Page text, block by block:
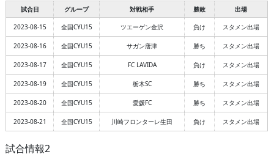
試合日 グループ 対戦相手 勝敗 出場
2023-08-15 全国CYU15 ツエーゲン金沢 負け スタメン出場
2023-08-16 全国CYU15 サガン唐津 勝ち スタメン出場
2023-08-17 全国CYU15 FC LAVIDA 負け スタメン出場
2023-08-19 全国CYU15 栃木SC 勝ち スタメン出場
2023-08-20 全国CYU15 愛媛FC 勝ち スタメン出場
2023-08-21 全国CYU15 川崎フロンターレ生田 負け スタメン出場
試合情報2